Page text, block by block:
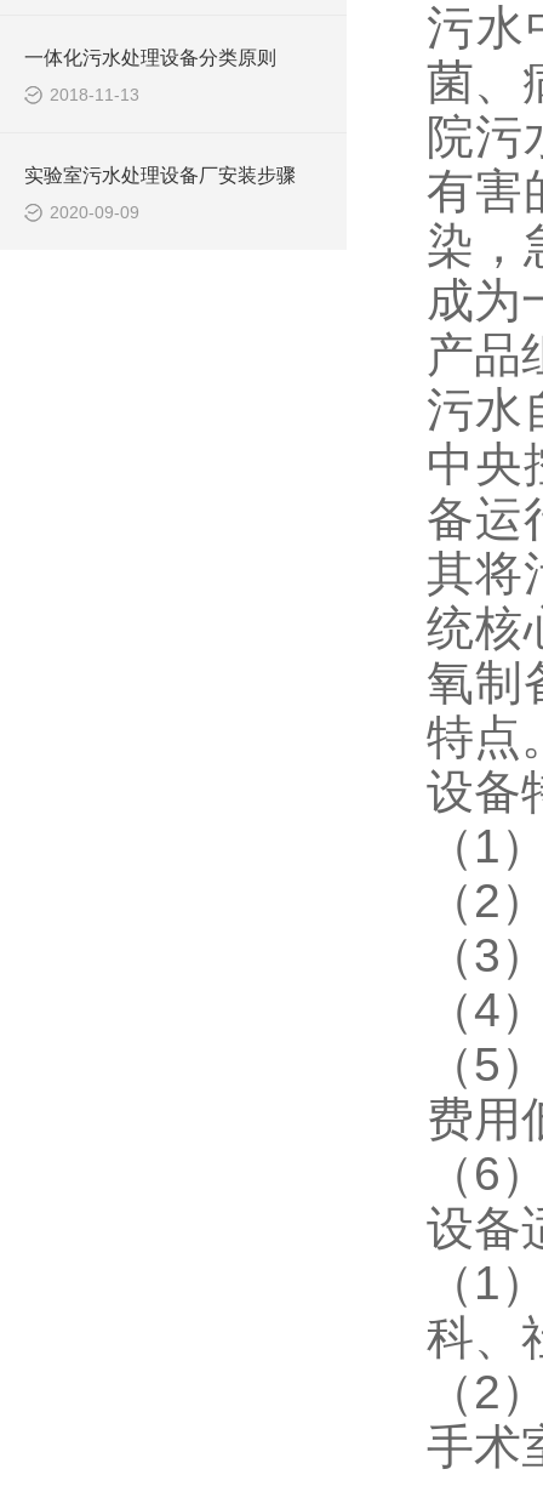
一体化污水处理设备分类原则
2018-11-13
实验室污水处理设备厂安装步骤
2020-09-09
污水
菌、
院污
有害
染，
成为
产品
污水
中央
备运
其将
统核
氧制
特点
设备
（1
（2
（3
（4
（5
费用
（6
设备
（1
科、
（2
手术